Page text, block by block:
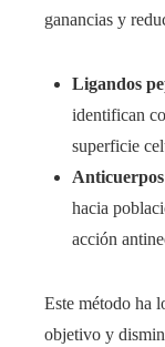
ganancias y
Ligandos
identifican
superficie
hacia
acción
Este método ha
objetivo y